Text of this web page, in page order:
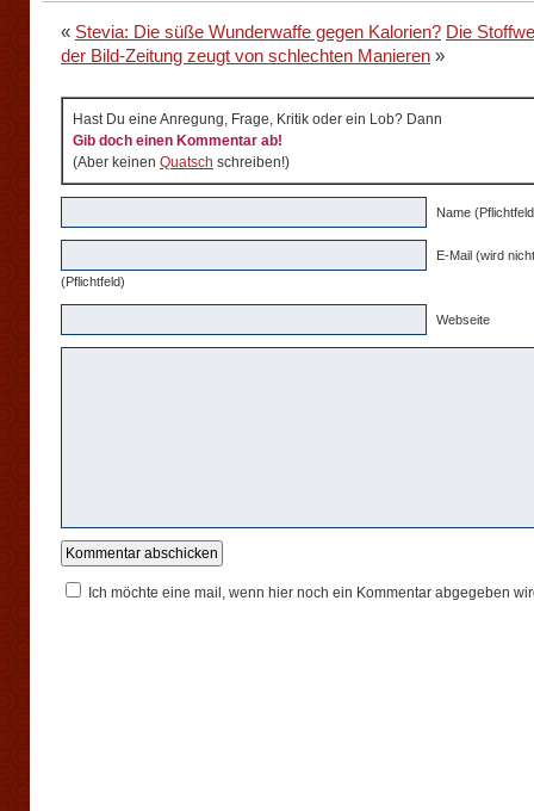
« Stevia: Die süße Wunderwaffe gegen Kalorien? Die
der Bild-Zeitung zeugt von schlechten Manieren »
Hast Du eine Anregung, Frage, Kritik oder ein Lob? Dann
Gib doch einen Kommentar ab!
(Aber keinen Quatsch schreiben!)
Name
E-Mail (wird
(Pflichtfeld)
Webseite
Ich möchte eine mail, wenn hier noch ein Kommentar abgegeben